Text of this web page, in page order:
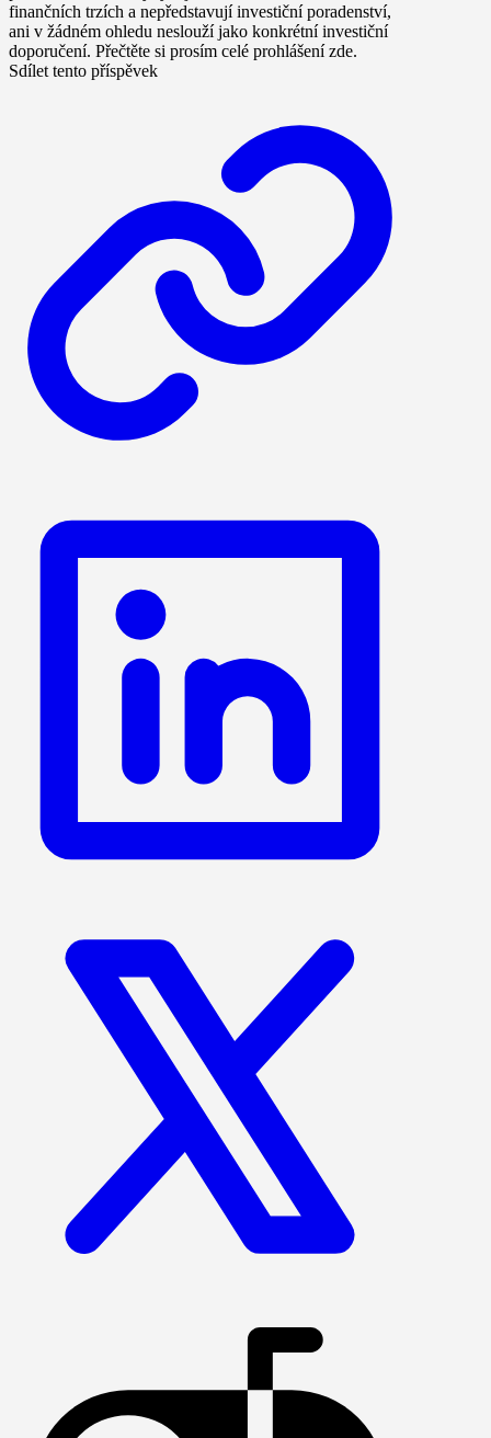
finančních trzích a nepředstavují investiční poradenství,
ani v žádném ohledu neslouží jako konkrétní investiční
doporučení. Přečtěte si prosím celé prohlášení zde.
Sdílet tento příspěvek